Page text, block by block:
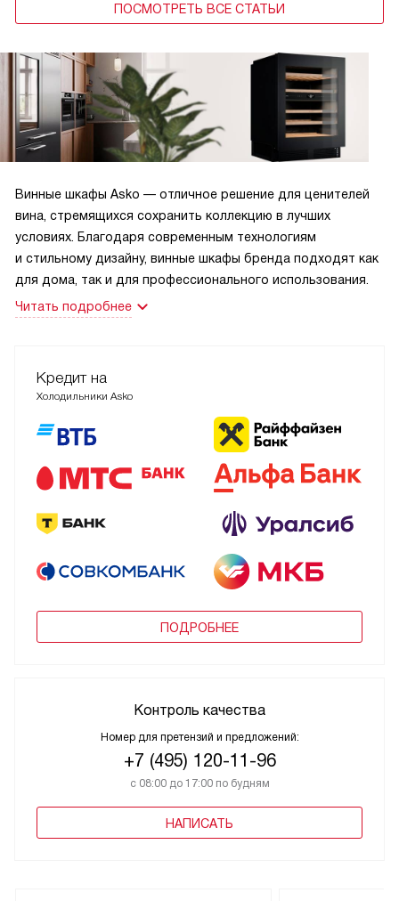
ПОСМОТРЕТЬ ВСЕ СТАТЬИ
Винные шкафы Asko — отличное решение для ценителей
вина, стремящихся сохранить коллекцию в лучших
условиях. Благодаря современным технологиям
и стильному дизайну, винные шкафы бренда подходят как
для дома, так и для профессионального использования.
Читать подробнее
Кредит на
Холодильники Asko
ПОДРОБНЕЕ
Контроль качества
Номер для претензий и предложений:
+7 (495) 120-11-96
с 08:00 до 17:00 по будням
НАПИСАТЬ